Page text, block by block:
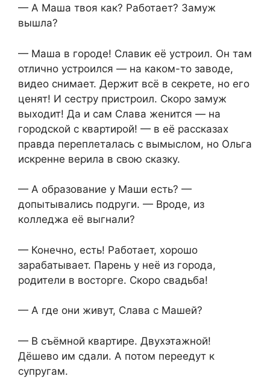
— А Маша твоя как? Работает? Замуж
вышла?
— Маша в городе! Славик её устроил. Он там
отлично устроился — на каком-то заводе,
видео снимает. Держит всё в секрете, но его
ценят! И сестру пристроил. Скоро замуж
выходит! Да и сам Слава женится — на
городской с квартирой! — в её рассказах
правда переплеталась с вымыслом, но Ольга
искренне верила в свою сказку.
— А образование у Маши есть? —
допытывались подруги. — Вроде, из
колледжа её выгнали?
— Конечно, есть! Работает, хорошо
зарабатывает. Парень у неё из города,
родители в восторге. Скоро свадьба!
— А где они живут, Слава с Машей?
— В съёмной квартире. Двухэтажной!
Дёшево им сдали. А потом переедут к
супругам.